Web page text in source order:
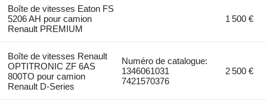
Boîte de vitesses Eaton FS
5206 AH pour camion
Renault PREMIUM
1 500 €
Boîte de vitesses Renault
OPTITRONIC ZF 6AS
800TO pour camion
Renault D-Series
Numéro de catalogue:
1346061031
7421570376
2 500 €